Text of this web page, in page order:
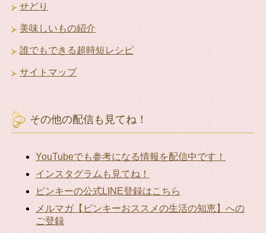
せどり
美味しいもの紹介
誰でもできる超時短レシピ
サイトマップ
その他の配信も見てね！
YouTubeでも参考になる情報を配信中です！
インスタグラムも見てね！
ピンキーの公式LINE登録はこちら
メルマガ【ピンキーおススメの生活の知恵】への
ご登録